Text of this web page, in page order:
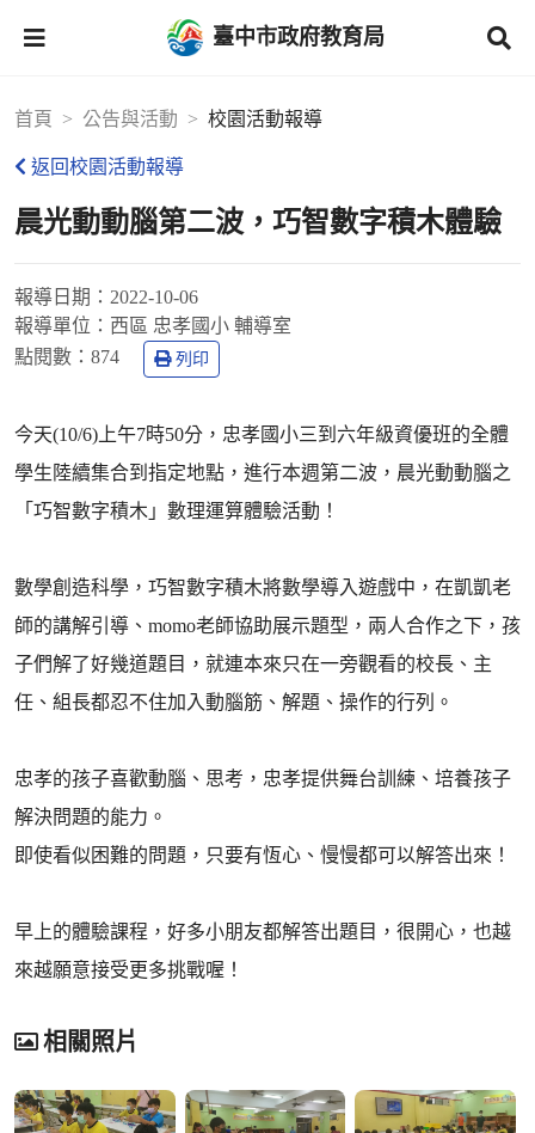
臺中市政府教育局
首頁 公告與活動 校園活動報導
返回校園活動報導
晨光動動腦第二波，巧智數字積木體驗
報導日期： 2022-10-06
報導單位： 西區 忠孝國小 輔導室
點閱數： 874 列印
今天(10/6)上午7時50分，忠孝國小三到六年級資優班的全體
學生陸續集合到指定地點，進行本週第二波，晨光動動腦之
「巧智數字積木」數理運算體驗活動！
數學創造科學，巧智數字積木將數學導入遊戲中，在凱凱老
師的講解引導、momo老師協助展示題型，兩人合作之下，孩
子們解了好幾道題目，就連本來只在一旁觀看的校長、主
任、組長都忍不住加入動腦筋、解題、操作的行列。
忠孝的孩子喜歡動腦、思考，忠孝提供舞台訓練、培養孩子
解決問題的能力。
即使看似困難的問題，只要有恆心、慢慢都可以解答出來！
早上的體驗課程，好多小朋友都解答出題目，很開心，也越
來越願意接受更多挑戰喔！
相關照片